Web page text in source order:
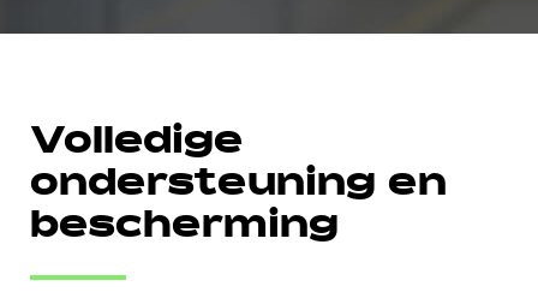
Volledige
ondersteuning en
bescherming